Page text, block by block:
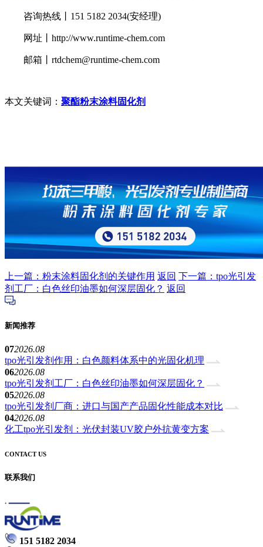
咨询热线丨151 5182 2034(安经理)
网址丨http://www.runtime-chem.com
邮箱丨rtdchem@runtime-chem.com
本文关键词： 聚酯粉末涂料固化剂
上一篇：粉末涂料固化剂的关键作用 返回 下一篇：tpo光引发
剂工厂：白色丝印油墨如何深层固化？ 返回
新闻推荐
072026.08
tpo光引发剂作用：白色颜料体系中的光固化机理
062026.08
tpo光引发剂工厂：白色丝印油墨如何深层固化？
052026.08
tpo光引发剂厂商：进口与国产产品固化性能成本对比
042026.08
化工tpo光引发剂：光伏封装UV胶户外抗黄变方案
CONTACT US
联系我们
151 5182 2034